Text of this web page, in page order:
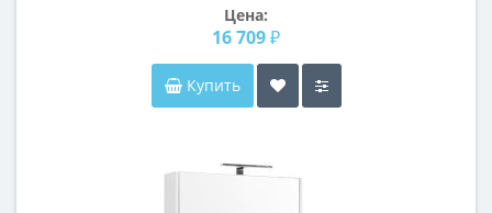
Цена:
16 709 ₽
Купить